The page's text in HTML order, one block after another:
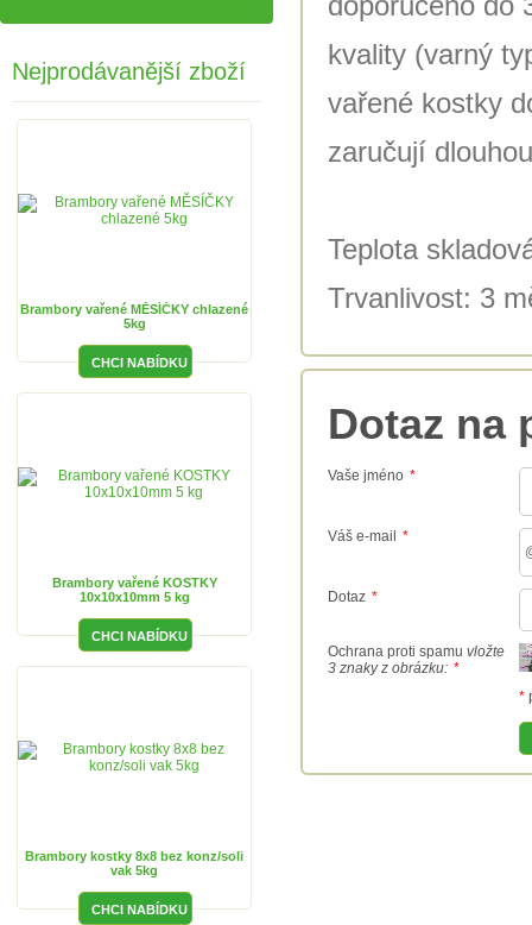
kvality (varný
vařené kostky
zaručují
Teplota
Trvanlivost: 3
Dotaz na
Vaše jméno *
Váš e-mail *
Dotaz *
Ochrana proti spamu vložte
3 znaky z obrázku: *
*
Nejprodávanější zboží
Brambory vařené MĚSÍČKY chlazené
5kg
Brambory vařené KOSTKY
10x10x10mm 5 kg
Brambory kostky 8x8 bez konz/soli
vak 5kg